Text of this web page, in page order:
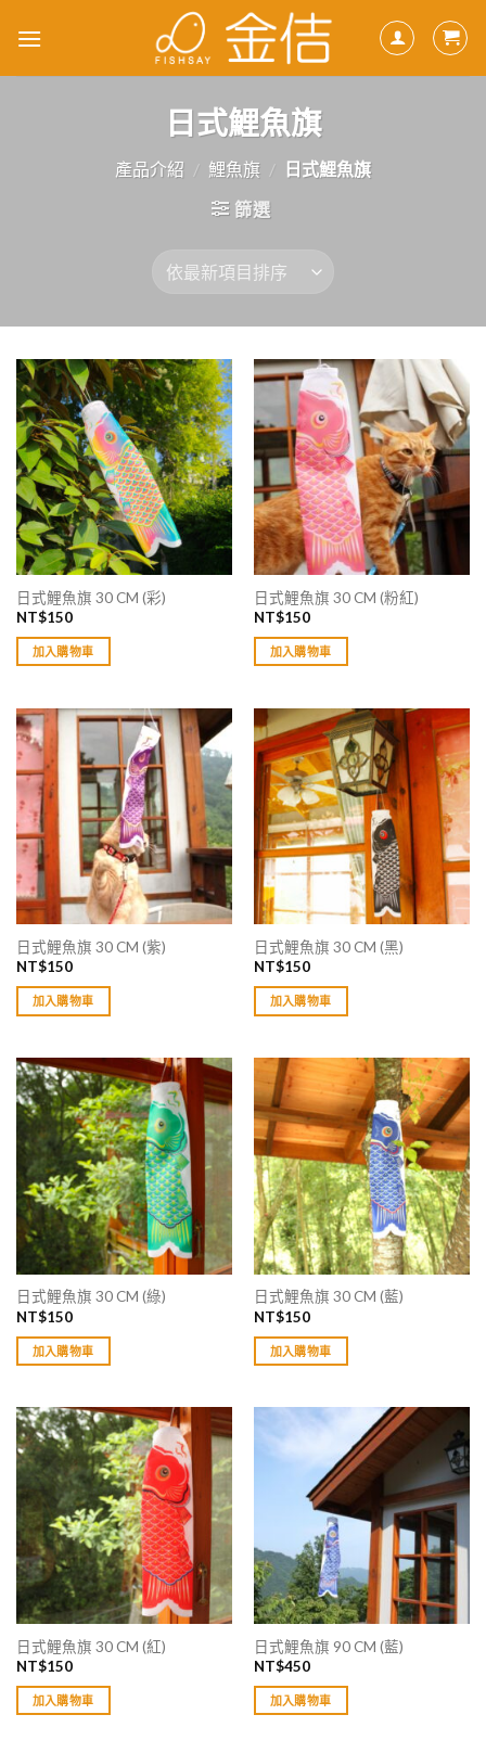
日式鯉魚旗
產品介紹 / 鯉魚旗 /
日式鯉魚旗
篩選
日式鯉魚旗 30 CM (彩)
NT$150
加入購物車
日式鯉魚旗 30 CM (粉紅)
NT$150
加入購物車
日式鯉魚旗 30 CM (紫)
NT$150
加入購物車
日式鯉魚旗 30 CM (黑)
NT$150
加入購物車
日式鯉魚旗 30 CM (綠)
NT$150
加入購物車
日式鯉魚旗 30 CM (藍)
NT$150
加入購物車
日式鯉魚旗 30 CM (紅)
NT$150
加入購物車
日式鯉魚旗 90 CM (藍)
NT$450
加入購物車